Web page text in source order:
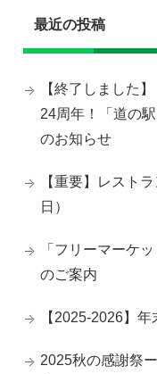
最近の投稿
【終了しました
24周年！「道の
のお知らせ
【重要】レスト
日）
「フリーマーケ
のご案内
【2025-2026】
2025秋の感謝祭